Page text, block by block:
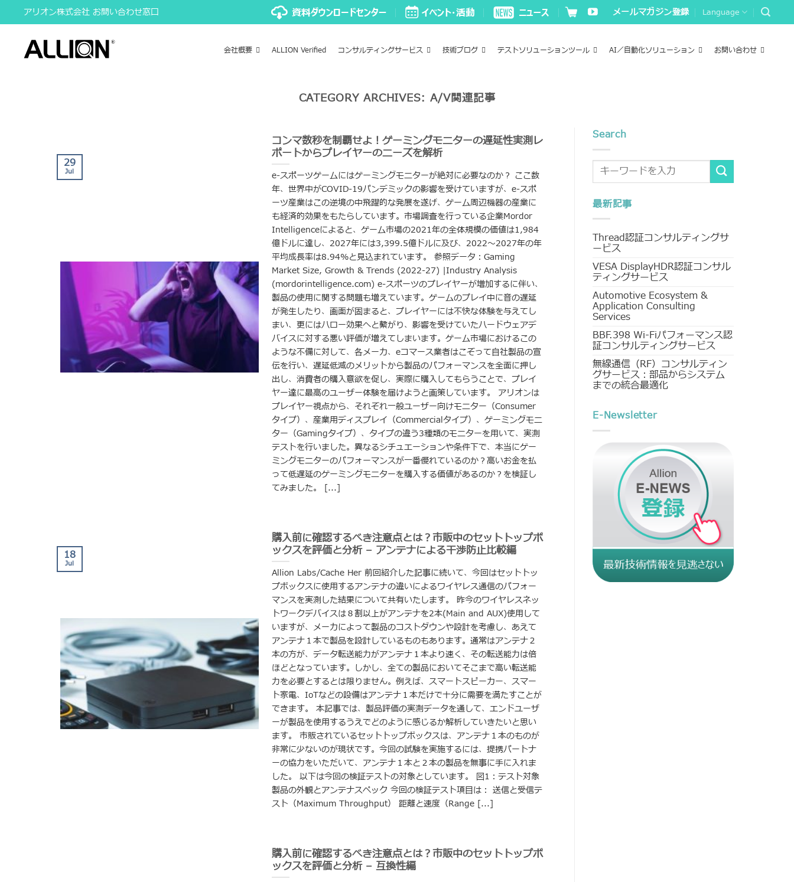
to
content
アリオン株式会社 お問い合わせ窓口 メールマガジン登録 Language
会社概要 ALLION Verified コンサルティングサービス 技術ブログ テストソリューションツール AI／自動化ソリューション お問い合わせ
CATEGORY ARCHIVES:A/V関連記事
コンマ数秒を制覇せよ！ゲーミングモニターの遅延性実測レ
ポートからプレイヤーのニーズを解析
e-スポーツゲームにはゲーミングモニターが絶対に必要なのか？ ここ数
年、世界中がCOVID-19パンデミックの影響を受けていますが、e-スポ
ーツ産業はこの逆境の中飛躍的な発展を遂げ、ゲーム周辺機器の産業に
も経済的効果をもたらしています。市場調査を行っている企業Mordor
Intelligenceによると、ゲーム市場の2021年の全体規模の価値は1,984
億ドルに達し、2027年には3,399.5億ドルに及び、2022～2027年の年
平均成長率は8.94%と見込まれています。 参照データ：Gaming
Market Size, Growth & Trends (2022-27) |Industry Analysis
(mordorintelligence.com) e-スポーツのプレイヤーが増加するに伴い、
製品の使用に関する問題も増えています。ゲームのプレイ中に音の遅延
が発生したり、画面が固まると、プレイヤーには不快な体験を与えてし
まい、更にはハロー効果へと繋がり、影響を受けていたハードウェアデ
バイスに対する悪い評価が増えてしまいます。ゲーム市場におけるこの
ような不備に対して、各メーカ、eコマース業者はこぞって自社製品の宣
伝を行い、遅延低減のメリットから製品のパフォーマンスを全面に押し
出し、消費者の購入意欲を促し、実際に購入してもらうことで、プレイ
ヤー達に最高のユーザー体験を届けようと画策しています。 アリオンは
プレイヤー視点から、それぞれ一般ユーザー向けモニター（Consumer
タイプ）、産業用ディスプレイ（Commercialタイプ）、ゲーミングモニ
ター（Gamingタイプ）、タイプの違う3種類のモニターを用いて、実測
テストを行いました。異なるシチュエーションや条件下で、本当にゲー
ミングモニターのパフォーマンスが一番優れているのか？高いお金を払
って低遅延のゲーミングモニターを購入する価値があるのか？を検証し
てみました。 [...]
29
Jul
購入前に確認するべき注意点とは？市販中のセットトップボ
ックスを評価と分析 – アンテナによる干渉防止比較編
Allion Labs/Cache Her 前回紹介した記事に続いて、今回はセットトッ
プボックスに使用するアンテナの違いによるワイヤレス通信のパフォー
マンスを実測した結果について共有いたします。 昨今のワイヤレスネッ
トワークデバイスは８割以上がアンテナを2本(Main and AUX)使用して
いますが、メーカによって製品のコストダウンや設計を考慮し、あえて
アンテナ１本で製品を設計しているものもあります。通常はアンテナ２
本の方が、データ転送能力がアンテナ１本より速く、その転送能力は倍
ほどとなっています。しかし、全ての製品においてそこまで高い転送能
力を必要とするとは限りません。例えば、スマートスピーカー、スマー
ト家電、IoTなどの設備はアンテナ１本だけで十分に需要を満たすことが
できます。 本記事では、製品評価の実測データを通して、エンドユーザ
ーが製品を使用するうえでどのように感じるか解析していきたいと思い
ます。 市販されているセットトップボックスは、アンテナ１本のものが
非常に少ないのが現状です。今回の試験を実施するには、提携パートナ
ーの協力をいただいて、アンテナ１本と２本の製品を無事に手に入れま
した。 以下は今回の検証テストの対象としています。 図1：テスト対象
製品の外観とアンテナスペック 今回の検証テスト項目は： 送信と受信テ
スト（Maximum Throughput） 距離と速度（Range [...]
18
Jul
購入前に確認するべき注意点とは？市販中のセットトップボ
ックスを評価と分析 – 互換性編
Search
最新記事
Thread認証コンサルティングサ
ービス
VESA DisplayHDR認証コンサル
ティングサービス
Automotive Ecosystem &
Application Consulting
Services
BBF.398 Wi-Fiパフォーマンス認
証コンサルティングサービス
無線通信（RF）コンサルティン
グサービス：部品からシステム
までの統合最適化
E-Newsletter